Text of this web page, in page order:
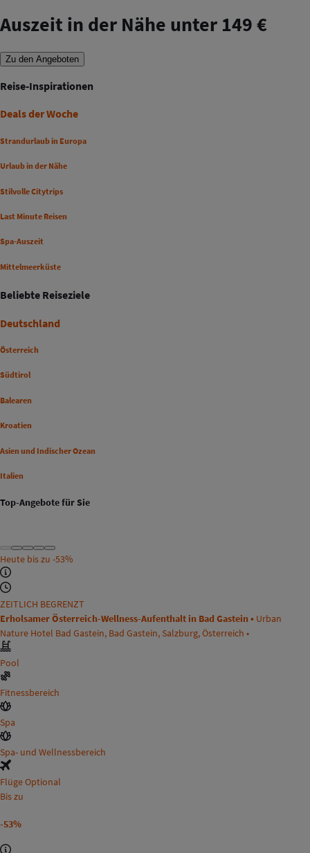
Auszeit in der Nähe unter 149 €
Zu den Angeboten
Reise-Inspirationen
Deals der Woche
Strandurlaub in Europa
Urlaub in der Nähe
Stilvolle Citytrips
Last Minute Reisen
Spa-Auszeit
Mittelmeerküste
Beliebte Reiseziele
Deutschland
Österreich
Südtirol
Balearen
Kroatien
Asien und Indischer Ozean
Italien
Top-Angebote für Sie
Heute bis zu -53%
ZEITLICH BEGRENZT
Erholsamer Österreich-Wellness-Aufenthalt in Bad Gastein • Urban
Nature Hotel Bad Gastein, Bad Gastein, Salzburg, Österreich •
Pool
Fitnessbereich
Spa
Spa- und Wellnessbereich
Flüge Optional
Bis zu
-53%